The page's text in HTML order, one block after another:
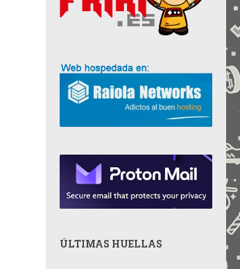
ÚLTIMAS HUELLAS